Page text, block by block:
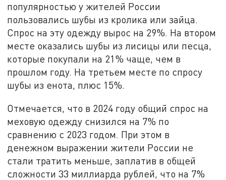
популярностью у жителей России
пользовались шубы из кролика или зайца.
Спрос на эту одежду вырос на 29%. На втором
месте оказались шубы из лисицы или песца,
которые покупали на 21% чаще, чем в
прошлом году. На третьем месте по спросу
шубы из енота, плюс 15%.
Отмечается, что в 2024 году общий спрос на
меховую одежду снизился на 7% по
сравнению с 2023 годом. При этом в
денежном выражении жители России не
стали тратить меньше, заплатив в общей
сложности 33 миллиарда рублей, что на 7%